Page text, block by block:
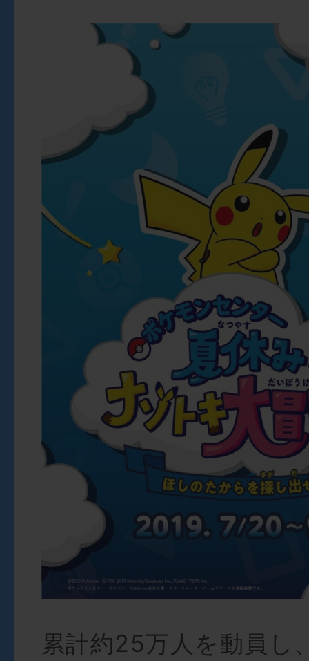
累計約25万人を動員し